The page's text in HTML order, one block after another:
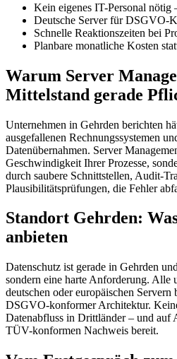
Kein eigenes IT-Personal nötig
Deutsche Server für DSGVO-
Schnelle Reaktionszeiten bei
Planbare monatliche Kosten
Warum Server
Mittelstand gerade
Unternehmen in Gehrden berichten
ausgefallenen Rechnungssystemen
Datenübernahmen. Server
Geschwindigkeit Ihrer Prozesse,
durch saubere Schnittstellen, Audit-
Plausibilitätsprüfungen, die Fehler
Standort Gehrden:
anbieten
Datenschutz ist gerade in Gehrden
sondern eine harte Anforderung. Alle
deutschen oder europäischen
DSGVO-konformer Architektur.
Datenabfluss in Drittländer – und auf
TÜV-konformen Nachweis bereit.